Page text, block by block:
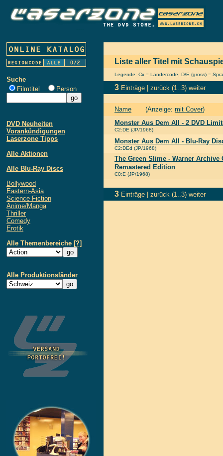
Suche
Filmtitel
Person
DVD Neuheiten
Vorankündigungen
Laserzone Tipps
Alle Aktionen
Alle Blu-Ray Discs
Bollywood
Eastern-Asia
Science Fiction
Anime/Manga
Thriller
Comedy
Erotik
Alle Themenbereiche [?]
Alle Produktionsländer
Liste aller Titel mit
Legende: Cx = Ländercode, D/E (gross) =
3 Einträge | zurück (1..3) weiter
Name (Anzeige: mit Cover)
Monster Aus Dem All - 2 DVD
C2:DE (JP/1968)
Monster Aus Dem All - Blu-Ray
C2:DEd (JP/1968)
The Green Slime - Warner Archive
Remastered Edition
C0:E (JP/1968)
3 Einträge | zurück (1..3) weiter